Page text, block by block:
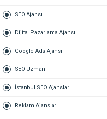
SEO Ajansı
Dijital Pazarlama Ajansı
Google Ads Ajansı
SEO Uzmanı
İstanbul SEO Ajansları
Reklam Ajansları